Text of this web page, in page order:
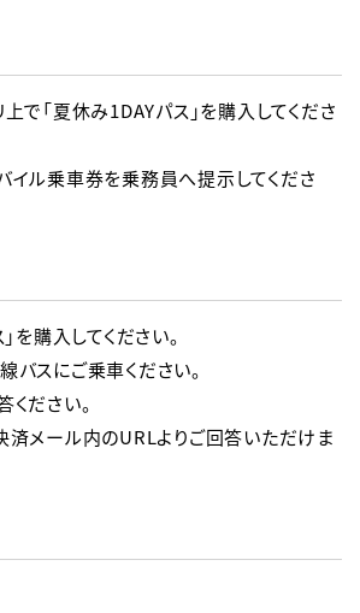
で「夏休み1DAYパス」を購入してくださ
イル乗車券を乗務員へ提示してくださ
を購入してください。
スにご乗車ください。
ださい。
済メール内のURLよりご回答いただけま